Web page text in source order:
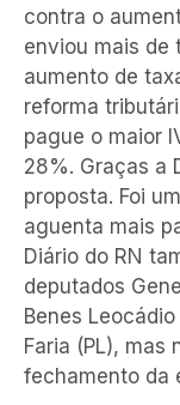
contra o
enviou mais de
aumento de
reforma
pague o maior
28%. Graças a
proposta. Foi
aguenta mais
Diário do RN
deputados
Benes
Faria (PL), mas
fechamento da